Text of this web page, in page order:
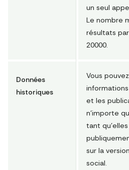
un seul
Le nombre
résultats
20000.
Données
historiques
Vous
et les
n'importe
tant
sur la
social.